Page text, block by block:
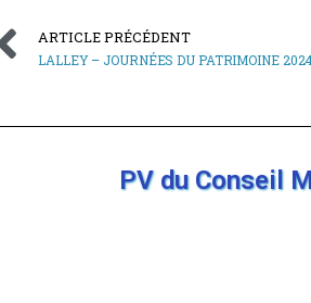
ARTICLE PRÉCÉDENT
PV du Conseil